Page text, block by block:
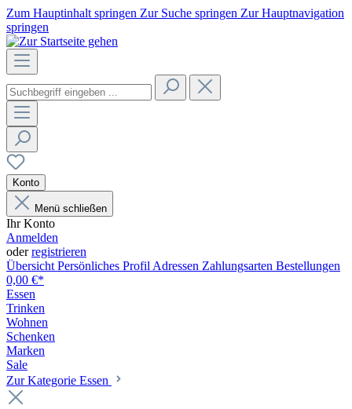
Zum Hauptinhalt springen Zur Suche springen Zur Hauptnavigation
springen
Konto
Menü schließen
Ihr Konto
Anmelden
oderregistrieren
Übersicht Persönliches Profil Adressen Zahlungsarten Bestellungen
0,00 €*
Essen
Trinken
Wohnen
Schenken
Marken
Sale
Zur Kategorie Essen